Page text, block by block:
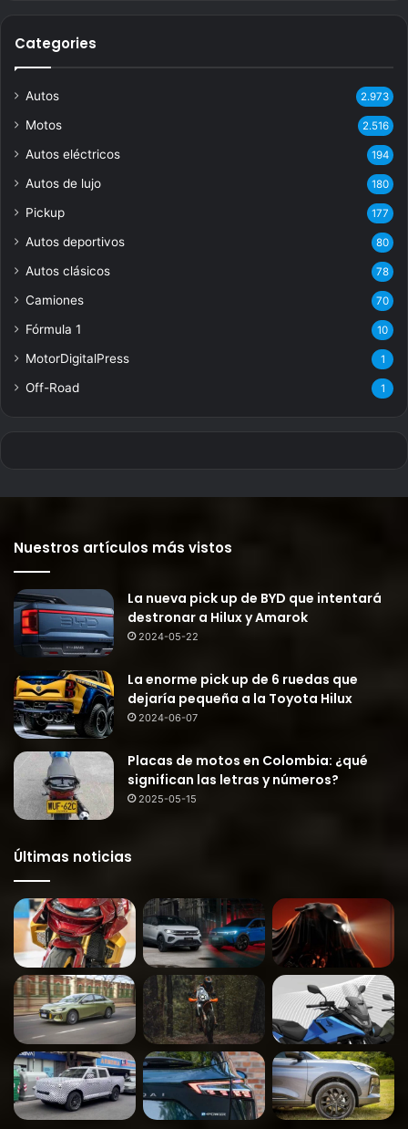
Categories
Autos 2.973
Motos 2.516
Autos eléctricos 194
Autos de lujo 180
Pickup 177
Autos deportivos 80
Autos clásicos 78
Camiones 70
Fórmula 1 10
MotorDigitalPress 1
Off-Road 1
Nuestros artículos más vistos
La nueva pick up de BYD que intentará
destronar a Hilux y Amarok
2024-05-22
La enorme pick up de 6 ruedas que
dejaría pequeña a la Toyota Hilux
2024-06-07
Placas de motos en Colombia: ¿qué
significan las letras y números?
2025-05-15
Últimas noticias